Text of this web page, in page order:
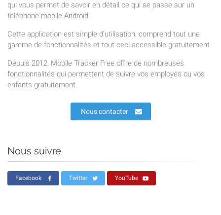
qui vous permet de savoir en détail ce qui se passe sur un
téléphone mobile Android.
Cette application est simple d'utilisation, comprend tout une
gamme de fonctionnalités et tout ceci accessible gratuitement.
Depuis 2012, Mobile Tracker Free offre de nombreuses
fonctionnalités qui permettent de suivre vos employés ou vos
enfants gratuitement.
Nous contacter
Nous suivre
Facebook Twitter YouTube